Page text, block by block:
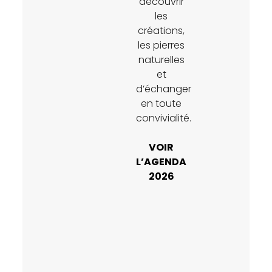
les
créations,
les pierres
naturelles
et
d’échanger
en toute
convivialité.
VOIR
L’AGENDA
2026